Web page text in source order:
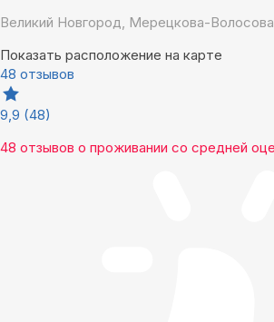
Великий Новгород, Мерецкова-Волосова
Показать расположение на карте
48 отзывов
9,9 (48)
48 отзывов о проживании со средней